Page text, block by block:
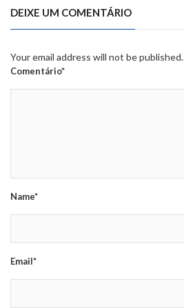
DEIXE UM COMENTÁRIO
Your email address will not be published.
Comentário*
Name*
Email*